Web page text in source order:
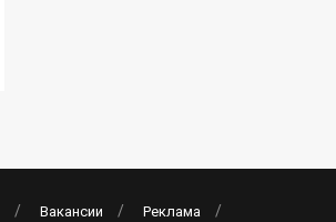
Вакансии Реклама